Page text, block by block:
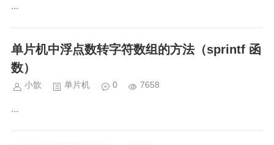
...
单片机中浮点数转字符数组的方法（sprintf 函
数）
小歆 单片机 0 7658
...